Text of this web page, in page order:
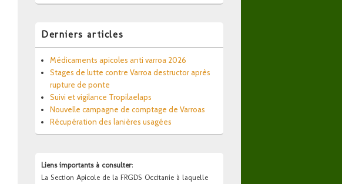
Derniers articles
Médicaments apicoles anti varroa 2026
Stages de lutte contre Varroa destructor après
rupture de ponte
Suivi et vigilance Tropilaelaps
Nouvelle campagne de comptage de Varroas
Récupération des lanières usagées
Liens importants à consulter:
La Section Apicole de la FRGDS Occitanie à laquelle